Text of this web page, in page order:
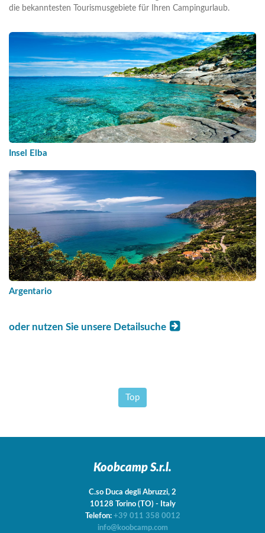
die bekanntesten Tourismusgebiete für Ihren Campingurlaub.
Insel Elba
Argentario
oder nutzen Sie unsere Detailsuche
Top
Koobcamp S.r.l.
C.so Duca degli Abruzzi, 2
10128 Torino (TO) - Italy
Telefon: +39 011 358 0012
info@koobcamp.com